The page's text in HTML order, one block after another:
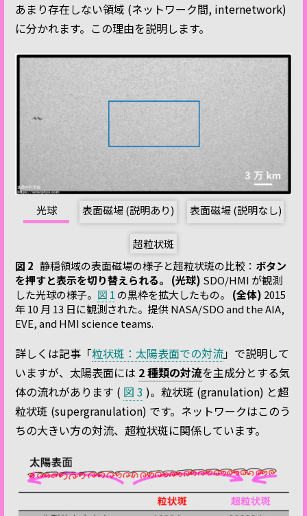
あまり存在しない領域 (ネットワーク間, internetwork)
に分かれます。この理由を説明します。
光球 表面磁場 (説明あり) 表面磁場 (説明なし)
超粒状斑
図 2 静穏領域の表面磁場の様子と超粒状斑の比較： ボタン
を押すと表示を切り替えられる。
(光球) SDO/HMI が観測
した光球の様子。 図 1 の黒枠を拡大したもの。 (全体) 2015
年 10 月 13 日に観測された。提供 NASA/SDO and the AIA,
EVE, and HMI science teams.
詳しくは記事「粒状斑：太陽表面での対流」で説明して
いますが、太陽表面には 2 種類の対流を主成分とする気
体の流れがあります ( 図 3 )。粒状斑 (granulation) と超
粒状斑 (supergranulation) です。ネットワークはこのう
ちの大きい方の対流、超粒状斑に関係しています。